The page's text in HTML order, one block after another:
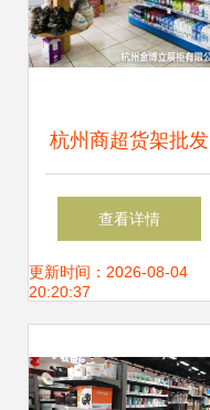
杭州商超货架批发
厂家与湖州批发商
构建长三角地区商
纽
查看详情
更新时间：2026-08-04
20:20:37